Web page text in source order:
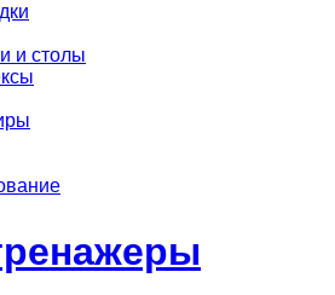
и столы